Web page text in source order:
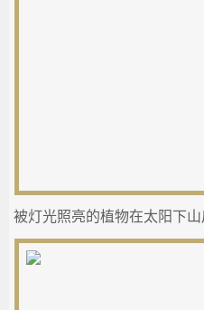
被灯光照亮的植物在太阳下